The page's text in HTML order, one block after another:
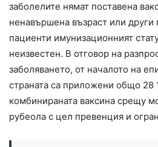
заболелите нямат поставена
ненавършена възраст или други
пациенти имунизационният
неизвестен. В отговор на
заболяването, от началото на
страната са приложени общо 28
комбинираната ваксина срещу
рубеола с цел превенция и